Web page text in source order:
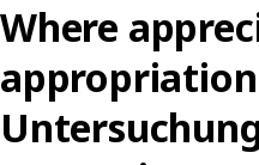
REFLEXION
DER
ERFAHRUNG
VON
Where